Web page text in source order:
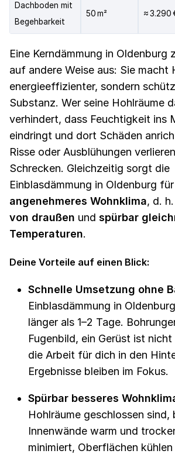
Dachboden mit
Begehbarkeit
50 m² ≈ 3.290
Eine Kerndämmung in Oldenburg
auf andere Weise aus: Sie macht
energieeffizienter, sondern
Substanz. Wer seine Hohlräume
verhindert, dass Feuchtigkeit ins
eindringt und dort Schäden
Risse oder Ausblühungen
Schrecken. Gleichzeitig sorgt die
Einblasdämmung in Oldenburg für
angenehmeres Wohnklima, d. h.
von draußen und spürbar
Temperaturen.
Deine Vorteile auf einen Blick:
Schnelle Umsetzung ohne
Einblasdämmung in
länger als 1–2 Tage.
Fugenbild, ein Gerüst ist
die Arbeit für dich in den
Ergebnisse bleiben im Fokus.
Spürbar besseres
Hohlräume geschlossen sind,
Innenwände warm und
minimiert, Oberflächen